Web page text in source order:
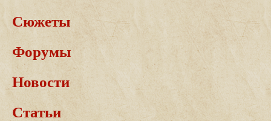
Сюжеты
Форумы
Новости
Статьи